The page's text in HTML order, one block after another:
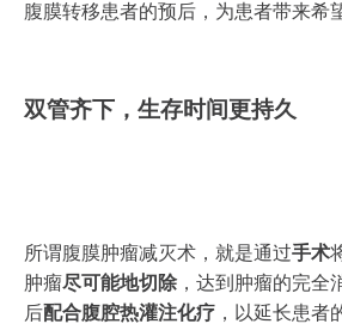
腹膜转移患者的预后，为患者带来希
双管齐下，生存时间更持久
所谓腹膜肿瘤减灭术，就是通过手术
肿瘤尽可能地切除 ，达到肿瘤的完全
后配合腹腔热灌注化疗 ，以延长患者